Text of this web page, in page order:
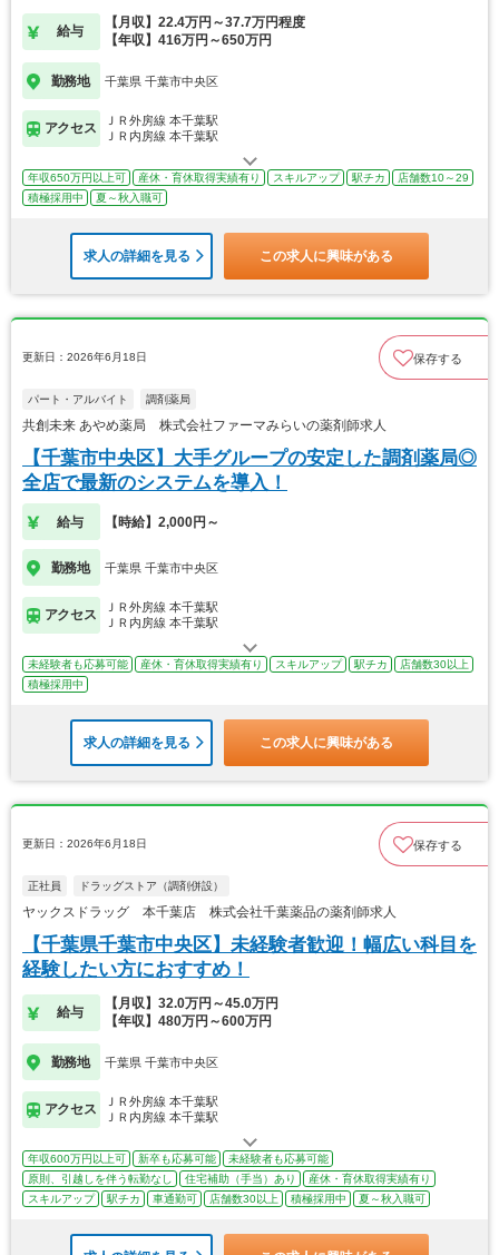
す
給与
【月収】22.4万円～37.7万円程度
【年収】416万円～650万円
勤務地 千葉県 千葉市中央区
アクセス
ＪＲ外房線 本千葉駅
ＪＲ内房線 本千葉駅
年収650万円以上可 産休・育休取得実績有り スキルアップ 駅チカ
店舗数10～29
積極採用中
夏～秋入職可
求人の詳細を見る この求人に興味がある
更新日：2026年6月18日 保存する
パート・アルバイト 調剤薬局
共創未来 あやめ薬局 株式会社ファーマみらいの薬剤師求人
【千葉市中央区】大手グループの安定した調剤薬局◎
全店で最新のシステムを導入！
給与 【時給】2,000円～
勤務地 千葉県 千葉市中央区
アクセス
ＪＲ外房線 本千葉駅
ＪＲ内房線 本千葉駅
未経験者も応募可能 産休・育休取得実績有り スキルアップ 駅チカ
店舗数30以上
積極採用中
求人の詳細を見る この求人に興味がある
更新日：2026年6月18日 保存する
正社員 ドラッグストア（調剤併設）
ヤックスドラッグ 本千葉店 株式会社千葉薬品の薬剤師求人
【千葉県千葉市中央区】未経験者歓迎！幅広い科目を
経験したい方におすすめ！
給与
【月収】32.0万円～45.0万円
【年収】480万円～600万円
勤務地 千葉県 千葉市中央区
アクセス
ＪＲ外房線 本千葉駅
ＪＲ内房線 本千葉駅
年収600万円以上可 新卒も応募可能
未経験者も応募可能
原則、引越しを伴う転勤なし
住宅補助（手当）あり
産休・育休取得実績有り
スキルアップ
駅チカ 車通勤可 店舗数30以上 積極採用中 夏～秋入職可